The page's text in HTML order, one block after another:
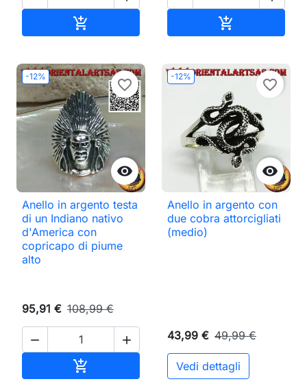
 
-12%

favorite_border
Anello in argento testa
di un Indiano nativo
d'America con
copricapo di piume
alto
95,91 € 108,99 €
 
 Aggiungi al carrello
-12%

favorite_border
Anello in argento con
due cobra attorcigliati
(medio)
43,99 € 49,99 €
Vedi dettagli